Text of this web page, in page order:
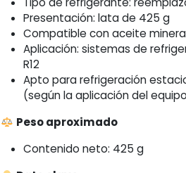
Presentación: lata de 425 g
Compatible con aceite
Aplicación: sistemas de
R12
Apto para refrigeración
(según la aplicación del
Peso aproximado
Contenido neto: 425 g